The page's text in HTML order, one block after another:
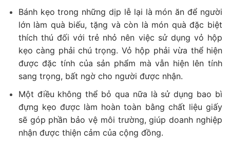
Bánh kẹo trong những dịp lễ lại là món ăn để người
lớn làm quà biếu, tặng và còn là món quà đặc biệt
thích thú đối với trẻ nhỏ nên việc sử dụng vỏ hộp
kẹo càng phải chú trọng. Vỏ hộp phải vừa thể hiện
được đặc tính của sản phẩm mà vẫn hiện lên tính
sang trọng, bất ngờ cho người được nhận.
Một điều không thể bỏ qua nữa là sử dụng bao bì
đựng kẹo được làm hoàn toàn bằng chất liệu giấy
sẽ góp phần bảo vệ môi trường, giúp doanh nghiệp
nhận được thiện cảm của cộng đồng.